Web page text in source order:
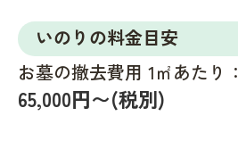
いのりの料金目安
お墓の撤去費用 1㎡あたり：
65,000円〜(税別)